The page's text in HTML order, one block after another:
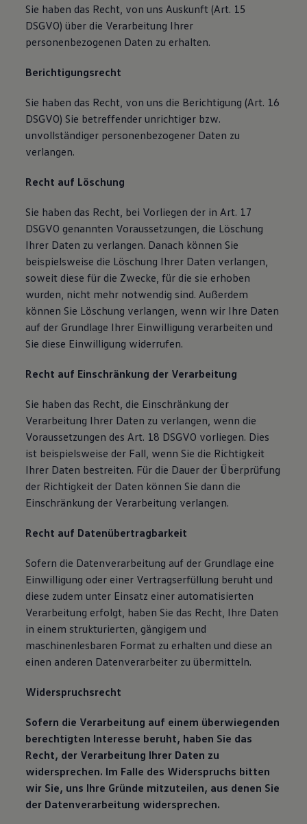
Sie haben das Recht, von uns Auskunft (Art. 15
DSGVO) über die Verarbeitung Ihrer
personenbezogenen Daten zu erhalten.
Berichtigungsrecht
Sie haben das Recht, von uns die Berichtigung (Art. 16
DSGVO) Sie betreffender unrichtiger bzw.
unvollständiger personenbezogener Daten zu
verlangen.
Recht auf Löschung
Sie haben das Recht, bei Vorliegen der in Art. 17
DSGVO genannten Voraussetzungen, die Löschung
Ihrer Daten zu verlangen. Danach können Sie
beispielsweise die Löschung Ihrer Daten verlangen,
soweit diese für die Zwecke, für die sie erhoben
wurden, nicht mehr notwendig sind. Außerdem
können Sie Löschung verlangen, wenn wir Ihre Daten
auf der Grundlage Ihrer Einwilligung verarbeiten und
Sie diese Einwilligung widerrufen.
Recht auf Einschränkung der Verarbeitung
Sie haben das Recht, die Einschränkung der
Verarbeitung Ihrer Daten zu verlangen, wenn die
Voraussetzungen des Art. 18 DSGVO vorliegen. Dies
ist beispielsweise der Fall, wenn Sie die Richtigkeit
Ihrer Daten bestreiten. Für die Dauer der Überprüfung
der Richtigkeit der Daten können Sie dann die
Einschränkung der Verarbeitung verlangen.
Recht auf Datenübertragbarkeit
Sofern die Datenverarbeitung auf der Grundlage eine
Einwilligung oder einer Vertragserfüllung beruht und
diese zudem unter Einsatz einer automatisierten
Verarbeitung erfolgt, haben Sie das Recht, Ihre Daten
in einem strukturierten, gängigem und
maschinenlesbaren Format zu erhalten und diese an
einen anderen Datenverarbeiter zu übermitteln.
Widerspruchsrecht
Sofern die Verarbeitung auf einem überwiegenden
berechtigten Interesse beruht, haben Sie das
Recht, der Verarbeitung Ihrer Daten zu
widersprechen. Im Falle des Widerspruchs bitten
wir Sie, uns Ihre Gründe mitzuteilen, aus denen Sie
der Datenverarbeitung widersprechen.